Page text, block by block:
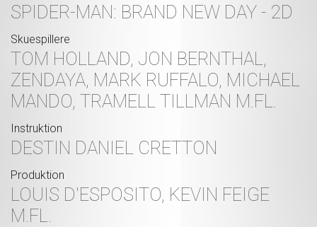
SPIDER-MAN: BRAND NEW DAY - 2D
Skuespillere
TOM HOLLAND, JON BERNTHAL,
ZENDAYA, MARK RUFFALO, MICHAEL
MANDO, TRAMELL TILLMAN M.FL.
Instruktion
DESTIN DANIEL CRETTON
Produktion
LOUIS D'ESPOSITO, KEVIN FEIGE
M.FL.